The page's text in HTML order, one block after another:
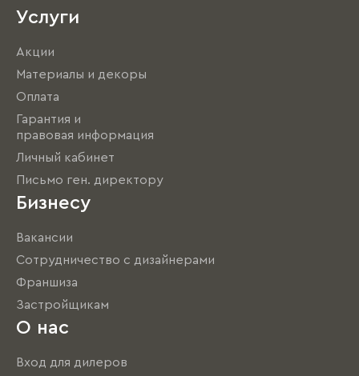
Услуги
Акции
Материалы и декоры
Оплата
Гарантия и
правовая информация
Личный кабинет
Письмо ген. директору
Бизнесу
Вакансии
Сотрудничество с дизайнерами
Франшиза
Застройщикам
О нас
Вход для дилеров